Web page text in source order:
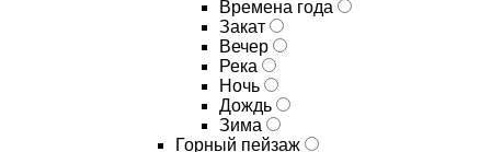
Времена года
Закат
Вечер
Река
Ночь
Дождь
Зима
Горный пейзаж